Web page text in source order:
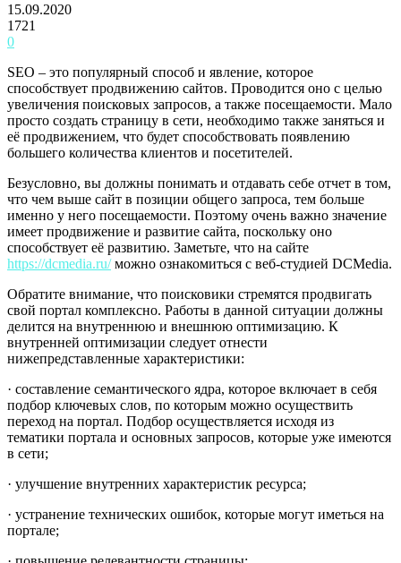
15.09.2020
1721
0
SEO – это популярный способ и явление, которое
способствует продвижению сайтов. Проводится оно с целью
увеличения поисковых запросов, а также посещаемости. Мало
просто создать страницу в сети, необходимо также заняться и
её продвижением, что будет способствовать появлению
большего количества клиентов и посетителей.
Безусловно, вы должны понимать и отдавать себе отчет в том,
что чем выше сайт в позиции общего запроса, тем больше
именно у него посещаемости. Поэтому очень важно значение
имеет продвижение и развитие сайта, поскольку оно
способствует её развитию. Заметьте, что на сайте
https://dcmedia.ru/можно ознакомиться с веб-студией DCMedia.
Обратите внимание, что поисковики стремятся продвигать
свой портал комплексно. Работы в данной ситуации должны
делится на внутреннюю и внешнюю оптимизацию. К
внутренней оптимизации следует отнести
нижепредставленные характеристики:
· составление семантического ядра, которое включает в себя
подбор ключевых слов, по которым можно осуществить
переход на портал. Подбор осуществляется исходя из
тематики портала и основных запросов, которые уже имеются
в сети;
· улучшение внутренних характеристик ресурса;
· устранение технических ошибок, которые могут иметься на
портале;